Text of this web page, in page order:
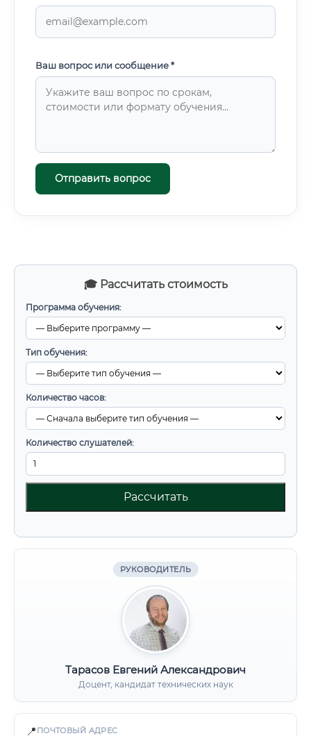
🎓 Рассчитать стоимость
Программа обучения:
Тип обучения:
Количество часов:
Количество слушателей:
Рассчитать
РУКОВОДИТЕЛЬ
Тарасов Евгений Александрович
Доцент, кандидат технических наук
📍 ПОЧТОВЫЙ АДРЕС
Ваш вопрос или сообщение *
Отправить вопрос